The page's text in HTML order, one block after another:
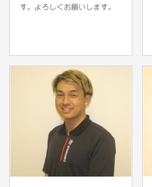
す。よろしくお願いします。